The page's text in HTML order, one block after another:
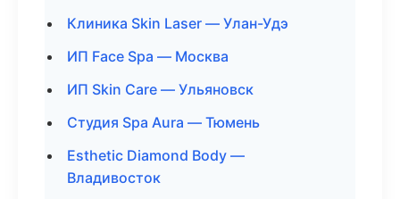
Клиника Skin Laser — Улан-Удэ
ИП Face Spa — Москва
ИП Skin Care — Ульяновск
Студия Spa Aura — Тюмень
Esthetic Diamond Body —
Владивосток